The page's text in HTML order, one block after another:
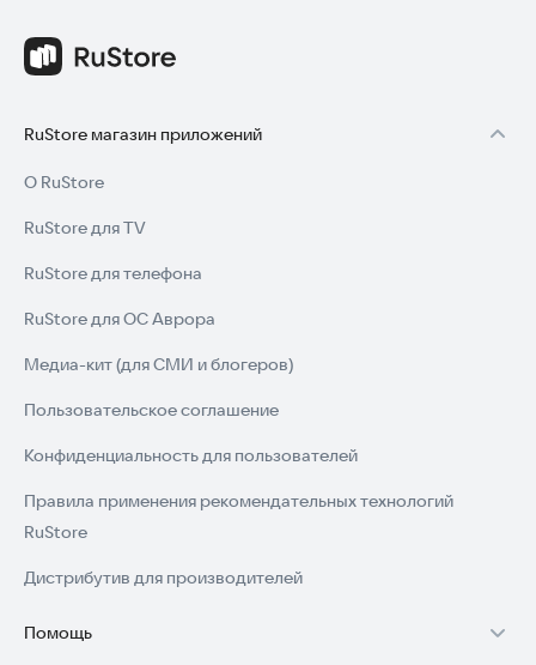
RuStore магазин приложений
О RuStore
RuStore для TV
RuStore для телефона
RuStore для ОС Аврора
Медиа-кит (для СМИ и блогеров)
Пользовательское соглашение
Конфиденциальность для пользователей
Правила применения рекомендательных технологий
RuStore
Дистрибутив для производителей
Помощь